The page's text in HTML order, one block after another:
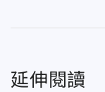
延伸閱讀